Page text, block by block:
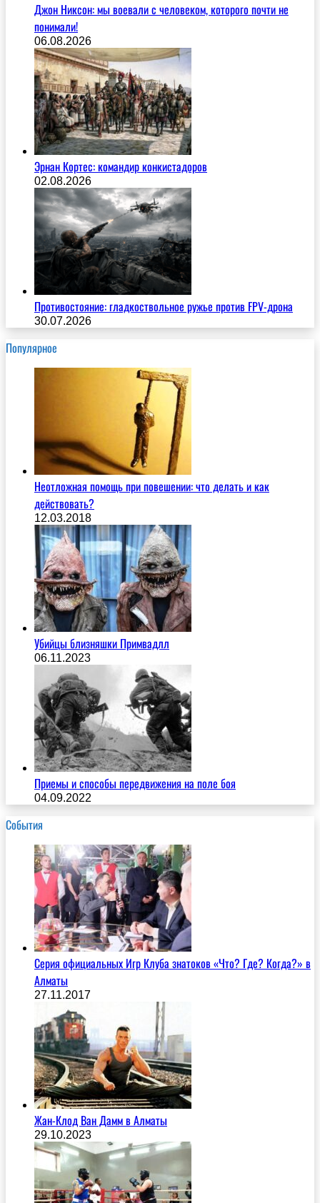
Джон Никсон: мы воевали с человеком, которого почти не
понимали!
06.08.2026
Эрнан Кортес: командир конкистадоров
02.08.2026
Противостояние: гладкоствольное ружье против FPV-дрона
30.07.2026
Популярное
Неотложная помощь при повешении: что делать и как
действовать?
12.03.2018
Убийцы близняшки Примвадлл
06.11.2023
Приемы и способы передвижения на поле боя
04.09.2022
События
Серия официальных Игр Клуба знатоков «Что? Где? Когда?» в
Алматы
27.11.2017
Жан-Клод Ван Дамм в Алматы
29.10.2023